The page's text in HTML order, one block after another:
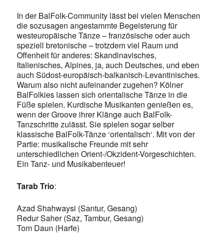
In der BalFolk-Community lässt bei vielen Menschen
die sozusagen angestammte Begeisterung für
westeuropäische Tänze – französische oder auch
speziell bretonische – trotzdem viel Raum und
Offenheit für anderes: Skandinavisches,
Italienisches, Alpines, ja, auch Deutsches, und eben
auch Südost-europäisch-balkanisch-Levantinisches.
Warum also nicht aufeinander zugehen? Kölner
BalFolkies lassen sich orientalische Tänze in die
Füße spielen. Kurdische Musikanten genießen es,
wenn der Groove ihrer Klänge auch BalFolk-
Tanzschritte zulässt. Sie spielen sogar selber
klassische BalFolk-Tänze ‘orientalisch‘. Mit von der
Partie: musikalische Freunde mit sehr
unterschiedlichen Orient-/Okzident-Vorgeschichten.
Ein Tanz- und Musikabenteuer!
Tarab Trio:
Azad Shahwaysi (Santur, Gesang)
Redur Saher (Saz, Tambur, Gesang)
Tom Daun (Harfe)